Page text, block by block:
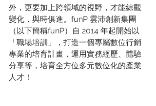
外，更要加上跨領域的視野，才能綜觀
變化，與時俱進。funP 雲沛創新集團
（以下簡稱funP）自 2014 年起開始以
「職場培訓」，打造一個專屬數位行銷
專業的培育計畫，運用實務經歷、體驗
分享等，培育全方位多元數位化的產業
人才！